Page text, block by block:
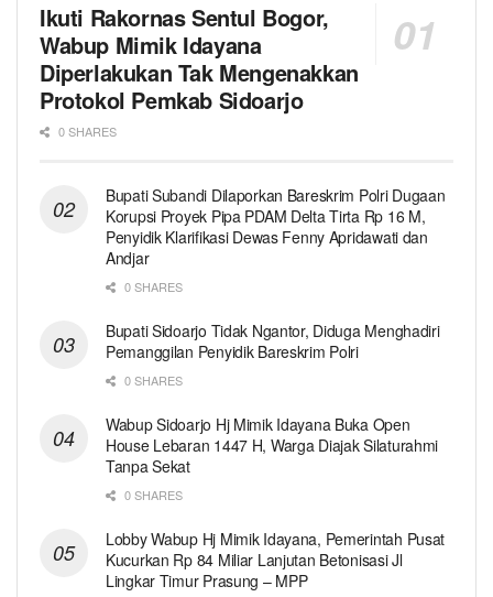
Ikuti Rakornas Sentul Bogor,
Wabup Mimik Idayana
Diperlakukan Tak Mengenakkan
Protokol Pemkab Sidoarjo
0 SHARES
Bupati Subandi Dilaporkan Bareskrim Polri Dugaan
Korupsi Proyek Pipa PDAM Delta Tirta Rp 16 M,
Penyidik Klarifikasi Dewas Fenny Apridawati dan
Andjar
0 SHARES
Bupati Sidoarjo Tidak Ngantor, Diduga Menghadiri
Pemanggilan Penyidik Bareskrim Polri
0 SHARES
Wabup Sidoarjo Hj Mimik Idayana Buka Open
House Lebaran 1447 H, Warga Diajak Silaturahmi
Tanpa Sekat
0 SHARES
Lobby Wabup Hj Mimik Idayana, Pemerintah Pusat
Kucurkan Rp 84 Miliar Lanjutan Betonisasi Jl
Lingkar Timur Prasung – MPP